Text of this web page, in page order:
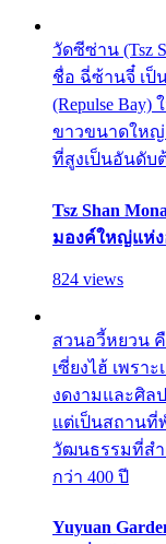
วัดซีซ่าน (Tsz
ชื่อ ฉี่ซ้านจี๋ เป็
(Repulse
ขาวขนาดใหญ่
ที่สูงเป็นอันดับ
Tsz Shan
มองค์ใหญ่แห่ง
824 views
สวนอวี้หยวน
เซี่ยงไฮ้ เพรา
งดงามและศิล
แต่เป็นสถานที่
วัฒนธรรมที่ส
กว่า 400 ปี
Yuyuan